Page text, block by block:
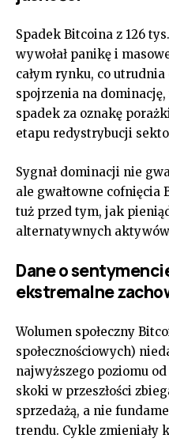
Spadek Bitcoina z 126
wywołał panikę i
całym rynku, co
spojrzenia na
spadek za oznakę
etapu redystrybucji
Sygnał dominacji nie
ale gwałtowne cofnięcia
tuż przed tym, jak
alternatywnych
Dane o
ekstremalne
Wolumen społeczny
społecznościowych)
najwyższego poziomu
skoki w przeszłości
sprzedażą, a nie
trendu. Cykle zmieniały